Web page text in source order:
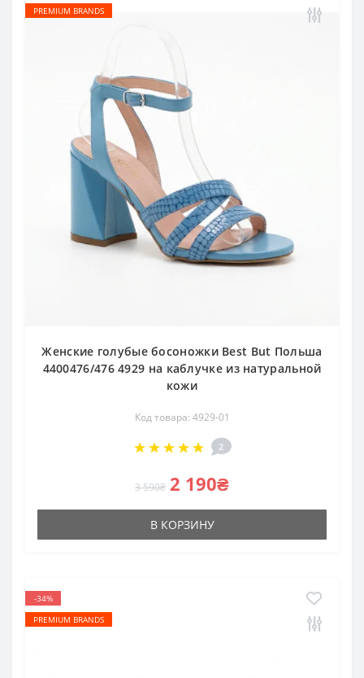
PREMIUM BRANDS
Женские голубые босоножки Best But Польша
4400476/476 4929 на каблучке из натуральной
кожи
Код товара: 4929-01
2
3 590₴ 2 190₴
В КОРЗИНУ
-34%
PREMIUM BRANDS